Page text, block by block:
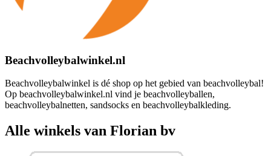
Beachvolleybalwinkel.nl
Beachvolleybalwinkel is dé shop op het gebied van beachvolleybal!
Op beachvolleybalwinkel.nl vind je beachvolleyballen,
beachvolleybalnetten, sandsocks en beachvolleybalkleding.
Alle winkels van Florian bv